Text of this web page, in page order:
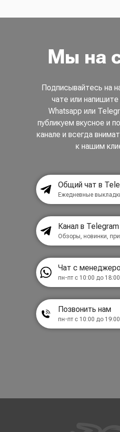
Мы на
Подписывайтесь на
чате или
Whatsapp или
публикуем вкусное и
канале и всегда
к нашим
Общий чат в
Ежедневные
Канал в Telegram
Обзоры, новинки,
Чат с
пн-пт с 10:00 до 18:00
Позвонить нам
пн-пт с 10:00 до 19:00